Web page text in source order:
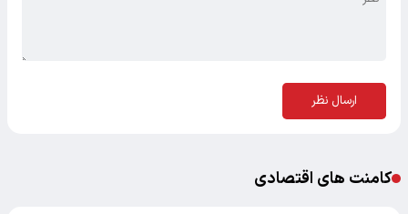
ارسال نظر
کامنت های اقتصادی